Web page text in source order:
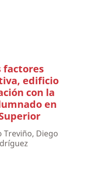
factores
edificio
con la
en
Treviño, Diego